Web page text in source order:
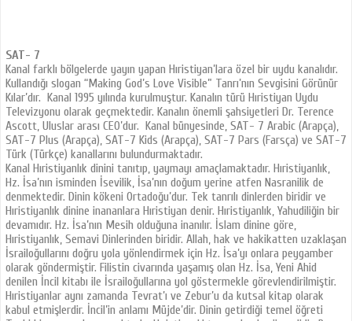
SAT- 7
Kanal farklı bölgelerde yayın yapan Hıristiyan’lara özel bir uydu kanalıdır.
Kullandığı slogan “Making God’s Love Visible” Tanrı’nın Sevgisini Görünür
Kılar’dır. Kanal 1995 yılında kurulmuştur. Kanalın türü Hıristiyan Uydu
Televizyonu olarak geçmektedir. Kanalın önemli şahsiyetleri Dr. Terence
Ascott, Uluslar arası CEO’dur. Kanal bünyesinde, SAT- 7 Arabic (Arapça),
SAT-7 Plus (Arapça), SAT-7 Kids (Arapça), SAT-7 Pars (Farsça) ve SAT-7
Türk (Türkçe) kanallarını bulundurmaktadır.
Kanal Hıristiyanlık dinini tanıtıp, yaymayı amaçlamaktadır. Hıristiyanlık,
Hz. İsa’nın isminden İsevilik, İsa’nın doğum yerine atfen Nasranilik de
denmektedir. Dinin kökeni Ortadoğu’dur. Tek tanrılı dinlerden biridir ve
Hıristiyanlık dinine inananlara Hıristiyan denir. Hıristiyanlık, Yahudiliğin bir
devamıdır. Hz. İsa’nın Mesih olduğuna inanılır. İslam dinine göre,
Hıristiyanlık, Semavi Dinlerinden biridir. Allah, hak ve hakikatten uzaklaşan
İsrailoğullarını doğru yola yönlendirmek için Hz. İsa’yı onlara peygamber
olarak göndermiştir. Filistin civarında yaşamış olan Hz. İsa, Yeni Ahid
denilen İncil kitabı ile İsrailoğullarına yol göstermekle görevlendirilmiştir.
Hıristiyanlar aynı zamanda Tevrat’ı ve Zebur’u da kutsal kitap olarak
kabul etmişlerdir. İncil’in anlamı Müjde’dir. Dinin getirdiği temel öğreti